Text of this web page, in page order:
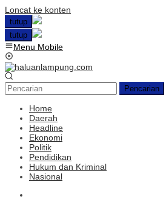
Loncat ke konten
tutup
tutup
Menu Mobile
Pencarian
Home
Daerah
Headline
Ekonomi
Politik
Pendidikan
Hukum dan Kriminal
Nasional